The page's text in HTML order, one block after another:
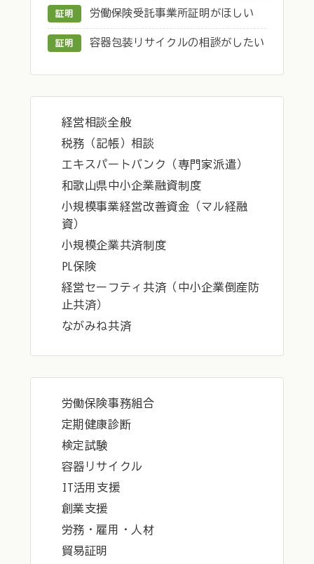
証明 労働保険受託事業所証明がほしい
証明 容器包装リサイクルの相談がしたい
経営相談全般
税務（記帳）相談
エキスパートバンク（専門家派遣）
和歌山県中小企業融資制度
小規模事業経営改善資金（マル経融
資）
小規模企業共済制度
PL保険
経営セーフティ共済（中小企業倒産防
止共済）
ながみね共済
労働保険事務組合
定期健康診断
検定試験
容器リサイクル
IT活用支援
創業支援
労務・雇用・人材
貿易証明